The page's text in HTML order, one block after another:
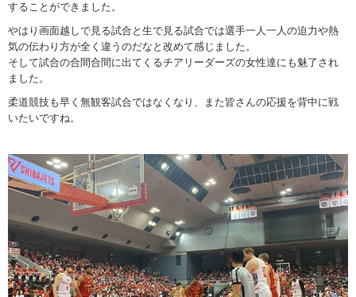
することができました。
やはり画面越しで見る試合と生で見る試合では選手一人一人の迫力や熱
気の伝わり方が全く違うのだなと改めて感じました。
そして試合の合間合間に出てくるチアリーダーズの女性達にも魅了され
ました。
柔道競技も早く無観客試合ではなくなり、また皆さんの応援を背中に戦
いたいですね。